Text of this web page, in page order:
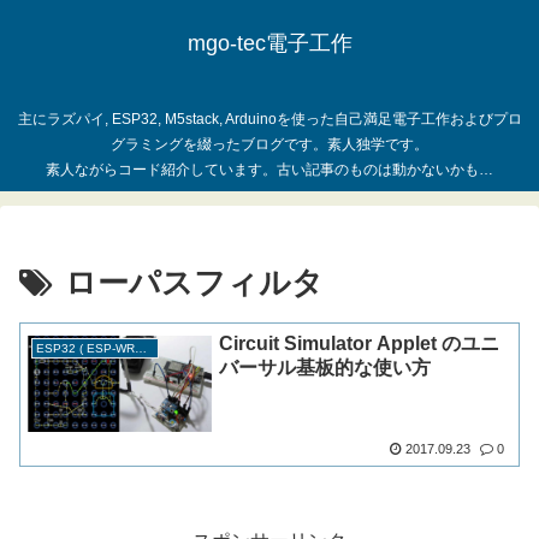
mgo-tec電子工作
主にラズパイ, ESP32, M5stack, Arduinoを使った自己満足電子工作およびプロ
グラミングを綴ったブログです。素人独学です。
ローパスフィルタ
ESP32 ( ESP-WROOM-32 )
Circuit Simulator Applet のユニ
バーサル基板的な使い方
2017.09.23 0